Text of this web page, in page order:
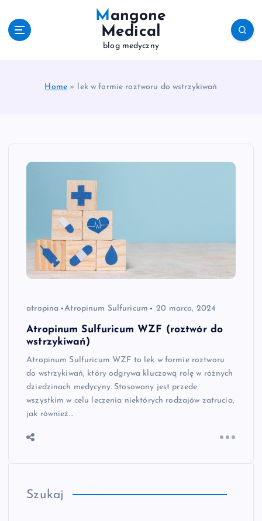
Mangone
Medical
blog medyczny
Home » lek w formie roztworu do wstrzykiwań
atropina Atropinum Sulfuricum 20 marca, 2024
Atropinum Sulfuricum WZF (roztwór do
wstrzykiwań)
Atropinum Sulfuricum WZF to lek w formie roztworu
do wstrzykiwań, który odgrywa kluczową rolę w różnych
dziedzinach medycyny. Stosowany jest przede
wszystkim w celu leczenia niektórych rodzajów zatrucia,
jak również…
Szukaj